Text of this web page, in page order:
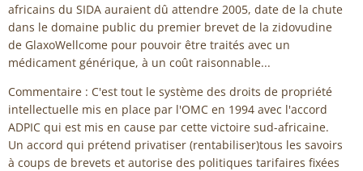
africains du SIDA auraient dû attendre 2005, date de la chute
dans le domaine public du premier brevet de la zidovudine
de GlaxoWellcome pour pouvoir être traités avec un
médicament générique, à un coût raisonnable...
Commentaire : C'est tout le système des droits de propriété
intellectuelle mis en place par l'OMC en 1994 avec l'accord
ADPIC qui est mis en cause par cette victoire sud-africaine.
Un accord qui prétend privatiser (rentabiliser)tous les savoirs
à coups de brevets et autorise des politiques tarifaires fixées